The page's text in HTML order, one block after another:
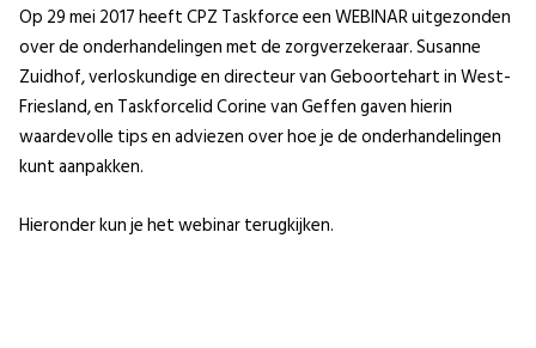
Op 29 mei 2017 heeft CPZ Taskforce een WEBINAR uitgezonden
over de onderhandelingen met de zorgverzekeraar. Susanne
Zuidhof, verloskundige en directeur van Geboortehart in West-
Friesland, en Taskforcelid Corine van Geffen gaven hierin
waardevolle tips en adviezen over hoe je de onderhandelingen
kunt aanpakken.
Hieronder kun je het webinar terugkijken.